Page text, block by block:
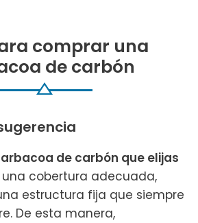
comprar una
de carbón
de carbón que elijas
cobertura adecuada,
estructura fija que siempre
De esta manera,